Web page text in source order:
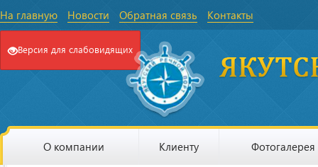
На главную Новости Обратная связь Контакты
Версия для слабовидящих
О компании Клиенту Фотогалерея